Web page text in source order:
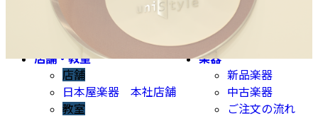
青春ポップス
オリジナルレッスン
ヤマハ英語教室
店舗・教室
店舗
日本屋楽器 本社店舗
教室
楽器
新品楽器
中古楽器
ご注文の流れ